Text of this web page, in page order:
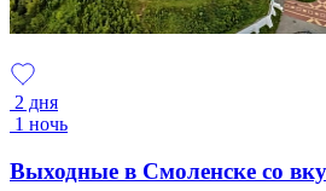
2 дня
1 ночь
Выходные в Смоленске со